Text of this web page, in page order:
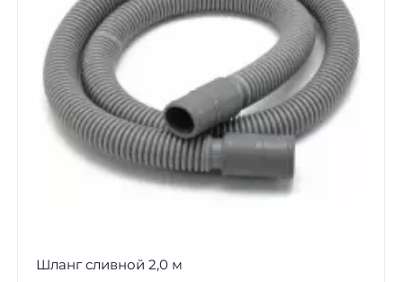
Шланг сливной 2,0 м